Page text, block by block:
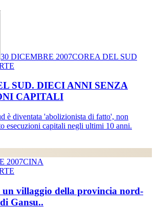
30 DICEMBRE 2007COREA DEL SUD
SUD. DIECI ANNI SENZA
CAPITALI
è diventata 'abolizionista di fatto', non
esecuzioni capitali negli ultimi 10 anni.
2007CINA
villaggio della provincia nord-
Gansu..